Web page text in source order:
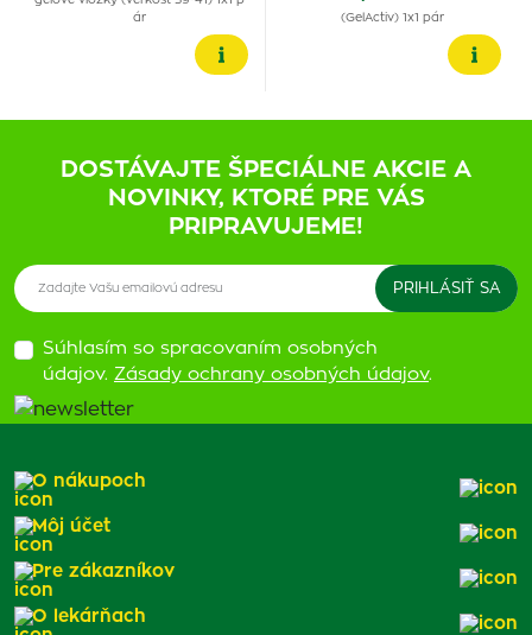
ár
(GelActiv) 1x1 pár
DOSTÁVAJTE ŠPECIÁLNE AKCIE A
NOVINKY, KTORÉ PRE VÁS
PRIPRAVUJEME!
Súhlasím so spracovaním osobných
údajov. Zásady ochrany osobných údajov.
O nákupoch
Môj účet
Pre zákazníkov
O lekárňach